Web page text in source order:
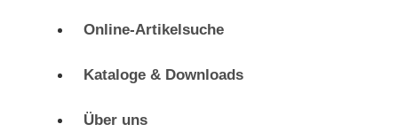
Online-Artikelsuche
Kataloge & Downloads
Über uns